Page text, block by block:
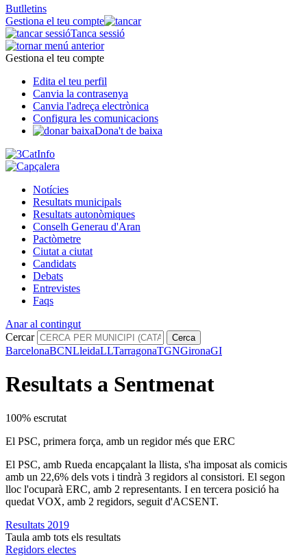
Butlletins
Gestiona el teu compte
Tanca sessió
Gestiona el teu compte
Edita el teu perfil
Canvia la contrasenya
Canvia l'adreça electrònica
Configura les comunicacions
Dona't de baixa
Notícies
Resultats municipals
Resultats autonòmiques
Conselh Generau d'Aran
Pactòmetre
Ciutat a ciutat
Candidats
Debats
Entrevistes
Faqs
Anar al contingut
Cercar
Cerca
BarcelonaBCNLleidaLLTarragonaTGNGironaGI
Resultats a Sentmenat
100% escrutat
El PSC, primera força, amb un regidor més que ERC
El PSC, amb Rueda encapçalant la llista, s'ha imposat als comicis
amb un 22,6% dels vots i tindrà 3 regidors al consistori. El segon
lloc l'ocuparà ERC, amb 2 representants. I en tercera posició ha
quedat VOX, amb 2 regidors, seguit d'ACSENT.
Resultats 2019
Taula amb tots els resultats
Regidors electes